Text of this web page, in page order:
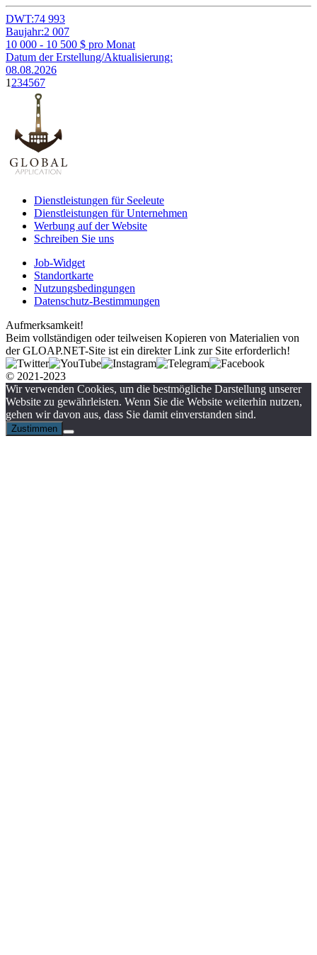
DWT:74 993
Baujahr:2 007
10 000 - 10 500 $ pro Monat
Datum der Erstellung/Aktualisierung:
08.08.2026
1 234567
Dienstleistungen für Seeleute
Dienstleistungen für Unternehmen
Werbung auf der Website
Schreiben Sie uns
Job-Widget
Standortkarte
Nutzungsbedingungen
Datenschutz-Bestimmungen
Aufmerksamkeit!
Beim vollständigen oder teilweisen Kopieren von Materialien von
der GLOAP.NET-Site ist ein direkter Link zur Site erforderlich!
© 2021-2023
Wir verwenden Cookies, um die bestmögliche Darstellung unserer
Website zu gewährleisten. Wenn Sie die Website weiterhin nutzen,
gehen wir davon aus, dass Sie damit einverstanden sind.
Zustimmen